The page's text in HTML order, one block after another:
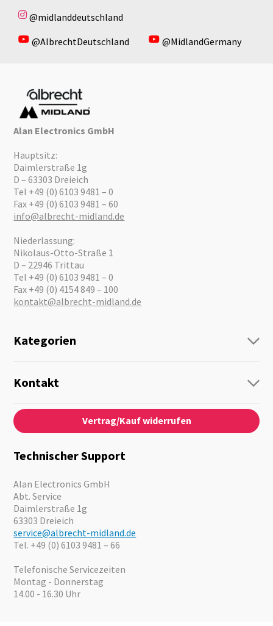
@midlanddeutschland
@AlbrechtDeutschland
@MidlandGermany
Alan Electronics GmbH
Hauptsitz:
Daimlerstraße 1g
D – 63303 Dreieich
Tel +49 (0) 6103 9481 – 0
Fax +49 (0) 6103 9481 – 60
info@albrecht-midland.de
Niederlassung:
Nikolaus-Otto-Straße 1
D – 22946 Trittau
Tel +49 (0) 6103 9481 – 0
Fax +49 (0) 4154 849 – 100
kontakt@albrecht-midland.de
Kategorien
Personenführung
Audio
Notfallvorsorge
Motorrad
Angebote
Kontakt
Kontaktformular
Über Uns
News
Kataloge
Vertrag/Kauf widerrufen
Technischer Support
Alan Electronics GmbH
Abt. Service
Daimlerstraße 1g
63303 Dreieich
service@albrecht-midland.de
Tel. +49 (0) 6103 9481 – 66
Telefonische Servicezeiten
Montag - Donnerstag
14.00 - 16.30 Uhr